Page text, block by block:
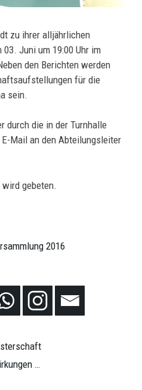
zu ihrer alljährlichen
Juni um 19:00 Uhr im
den Berichten werden
für die
sein.
durch die in der Turnhalle
Mail an den Abteilungsleiter
gebeten.
2016
…